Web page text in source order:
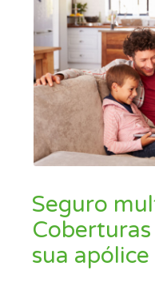
Seguro
sua apólice